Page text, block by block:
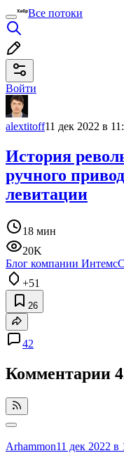
Все потоки
Войти
alextitoff11 дек 2022 в
История
ручного
левитации
18 мин
20K
Блог компании Интемс
+51
26
42
Комментарии
Arhammon11 дек 2022 в